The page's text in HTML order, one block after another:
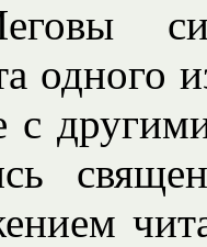
одного
с